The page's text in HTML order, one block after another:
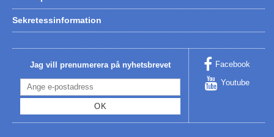
Sekretessinformation
Jag vill prenumerera på nyhetsbrevet
OK
Facebook
Youtube